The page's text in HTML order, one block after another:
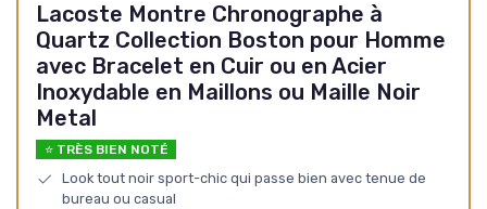
Lacoste Montre Chronographe à
Quartz Collection Boston pour Homme
avec Bracelet en Cuir ou en Acier
Inoxydable en Maillons ou Maille Noir
Metal
⭐ TRÈS BIEN NOTÉ
Look tout noir sport-chic qui passe bien avec tenue de
bureau ou casual